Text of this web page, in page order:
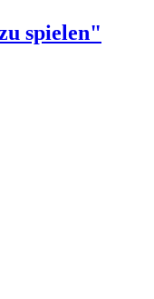
spielen"